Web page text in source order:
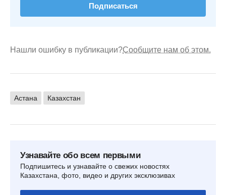
Подписаться
Нашли ошибку в публикации?Сообщите нам об этом.
Астана Казахстан
Узнавайте обо всем первыми
Подпишитесь и узнавайте о свежих новостях
Казахстана, фото, видео и других эксклюзивах